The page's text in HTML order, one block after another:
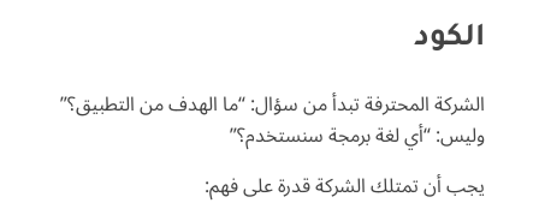
الكود
الشركة المحترفة تبدأ من سؤال: “ما الهدف من التطبيق؟”
وليس: “أي لغة برمجة سنستخدم؟”
يجب أن تمتلك الشركة قدرة على فهم: